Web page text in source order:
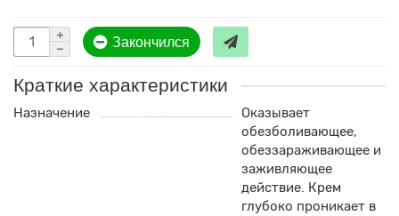
Закончился
Краткие характеристики
Назначение
Оказывает
обезболивающее,
обеззараживающее и
заживляющее
действие. Крем
глубоко проникает в